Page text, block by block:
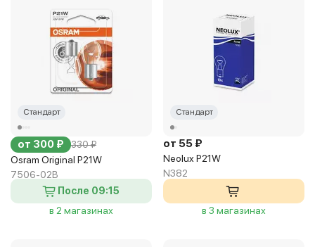
Стандарт
от 300 ₽ 330 ₽
Osram Original P21W
7506-02B
После 09:15
в 2 магазинах
Стандарт
от 55 ₽
Neolux P21W
N382
в 3 магазинах